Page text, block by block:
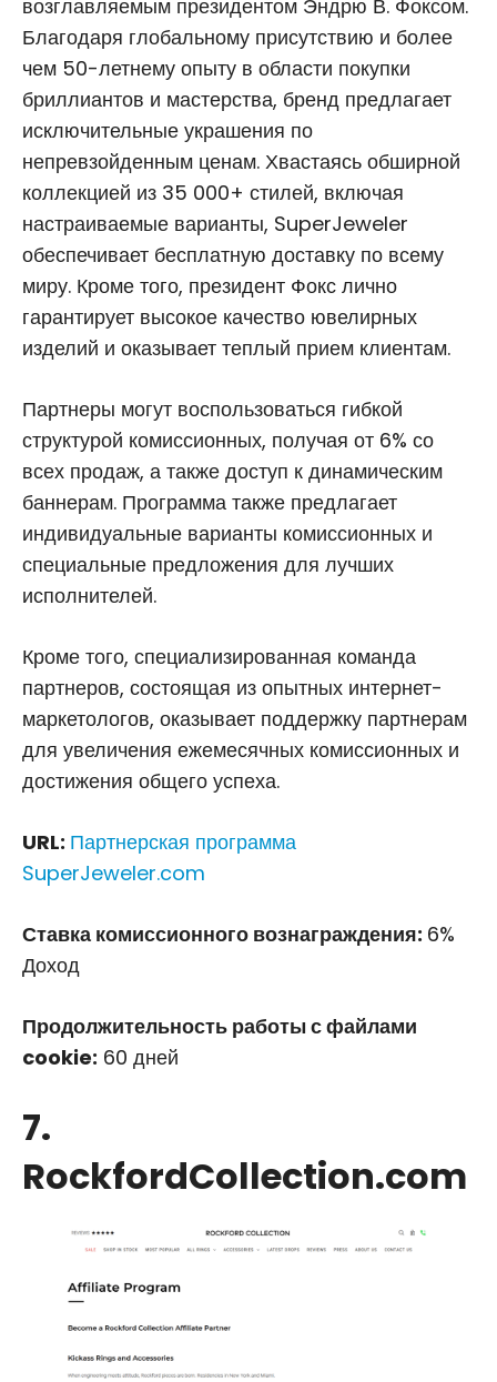
возглавляемым президентом Эндрю В. Фоксом.
Благодаря глобальному присутствию и более
чем 50-летнему опыту в области покупки
бриллиантов и мастерства, бренд предлагает
исключительные украшения по
непревзойденным ценам. Хвастаясь обширной
коллекцией из 35 000+ стилей, включая
настраиваемые варианты, SuperJeweler
обеспечивает бесплатную доставку по всему
миру. Кроме того, президент Фокс лично
гарантирует высокое качество ювелирных
изделий и оказывает теплый прием клиентам.
Партнеры могут воспользоваться гибкой
структурой комиссионных, получая от 6% со
всех продаж, а также доступ к динамическим
баннерам. Программа также предлагает
индивидуальные варианты комиссионных и
специальные предложения для лучших
исполнителей.
Кроме того, специализированная команда
партнеров, состоящая из опытных интернет-
маркетологов, оказывает поддержку партнерам
для увеличения ежемесячных комиссионных и
достижения общего успеха.
URL: Партнерская программа
SuperJeweler.com
Ставка комиссионного вознаграждения: 6%
Доход
Продолжительность работы с файлами
cookie: 60 дней
7.
RockfordCollection.com